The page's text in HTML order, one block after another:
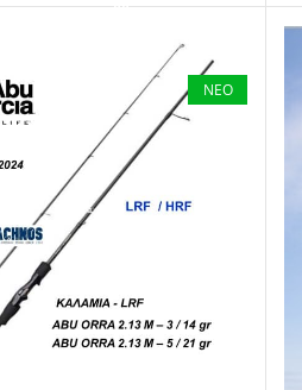
ΝΕΟ